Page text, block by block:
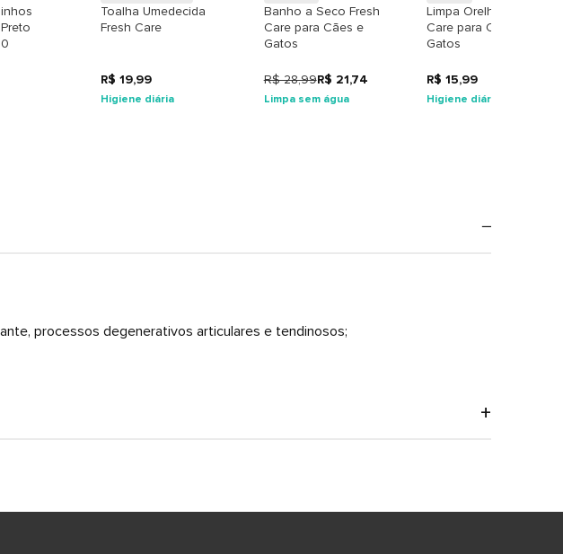
Toalha Umedecida
Fresh Care
R$ 19,99
Higiene diária
Banho a Seco Fresh
Care para Cães e
Gatos
R$ 28,99R$ 21,74
Limpa sem água
Limpa Orelhas Fresh
Care para Cães e
Gatos
R$ 15,99
Higiene diária
processos degenerativos articulares e tendinosos;